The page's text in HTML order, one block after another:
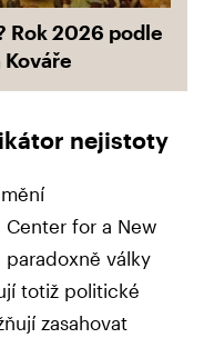
Rok 2026 podle
nejistoty
for a New
války
totiž politické
zasahovat